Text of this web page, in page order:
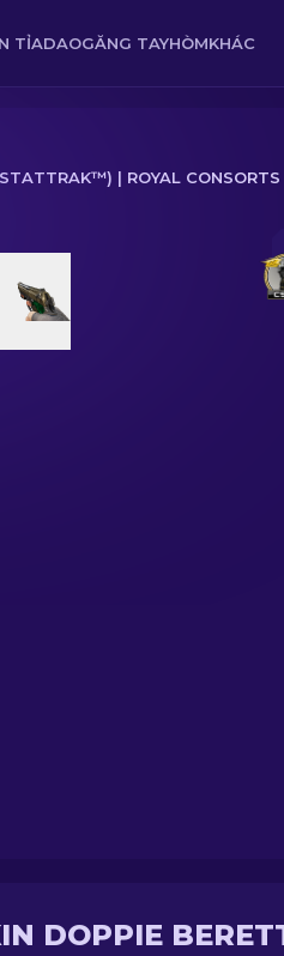
TỈADAOGĂNG TAYHÒMKHÁC
| ROYAL
- Mòn qua thực chiến)
DOPPIE